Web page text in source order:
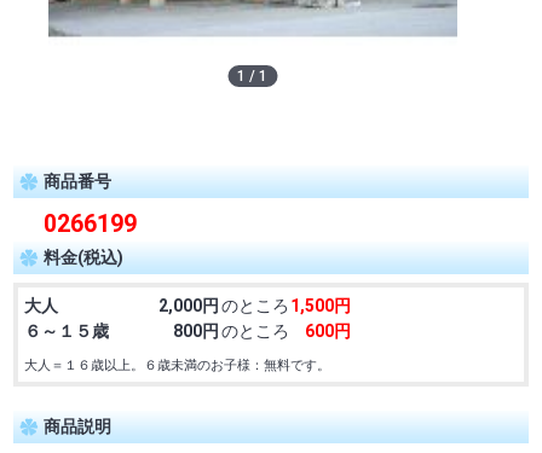
1 /1
商品番号
0266199
料金(税込)
大人 2,000円 のところ 1,500円
６～１５歳
800円 のところ 600円
大人＝１６歳以上。６歳未満のお子様：無料です。
商品説明